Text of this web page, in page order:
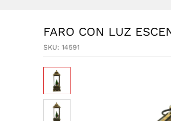
FARO CON LUZ
SKU: 14591